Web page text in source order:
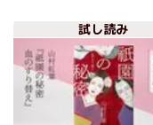
試し読み